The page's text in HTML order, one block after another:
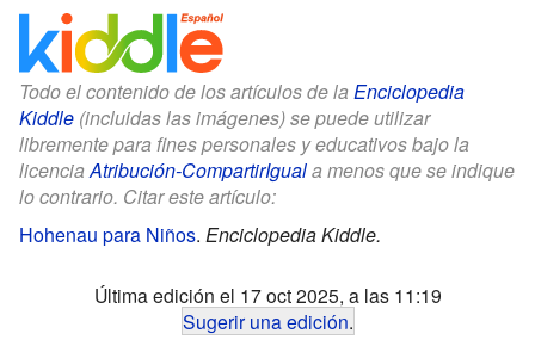
Todo el contenido de los artículos de la Enciclopedia
Kiddle (incluidas las imágenes) se puede utilizar
libremente para fines personales y educativos bajo la
licenciaAtribución-CompartirIguala menos que se indique
lo contrario. Citar este artículo:
Hohenau para Niños. Enciclopedia Kiddle.
Última edición el 17 oct 2025, a las 11:19
Sugerir una edición.